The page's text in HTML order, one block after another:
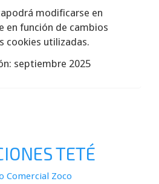
modificarse en
en función de cambios
cookies utilizadas.
septiembre 2025
TETÉ
Comercial Zoco